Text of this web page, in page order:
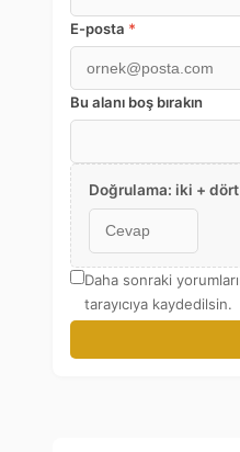
E-posta *
Bu alanı boş bırakın
Doğrulama: iki + dört
Daha sonraki
tarayıcıya kaydedilsin.